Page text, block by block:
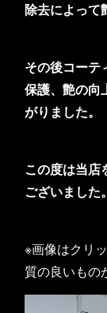
除去によって
その後コーテ
保護、艶の向
がりました。
この度は当店
ございました。
※画像はクリ
質の良いもの